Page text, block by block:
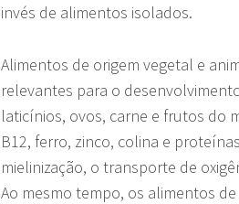
invés de alimentos isolados.
Alimentos de origem vegetal e
relevantes para o
laticínios, ovos, carne e frutos do
B12, ferro, zinco, colina e
mielinização, o transporte de
Ao mesmo tempo, os alimentos